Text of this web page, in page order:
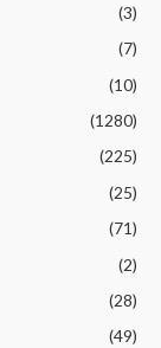
(3)
(7)
(10)
(1280)
(225)
(25)
(71)
(2)
(28)
(49)